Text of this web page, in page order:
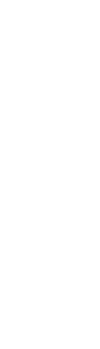
UN
?
sans
passant par
les formalités
valeur ajoutée
DANS CES